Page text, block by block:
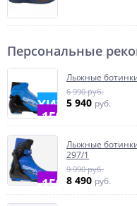
Персональные
ХИТ
-15%
Лыжные
6 990 руб.
5 940 руб.
-15%
Лыжные ботинки
297/1
9 990 руб.
8 490 руб.